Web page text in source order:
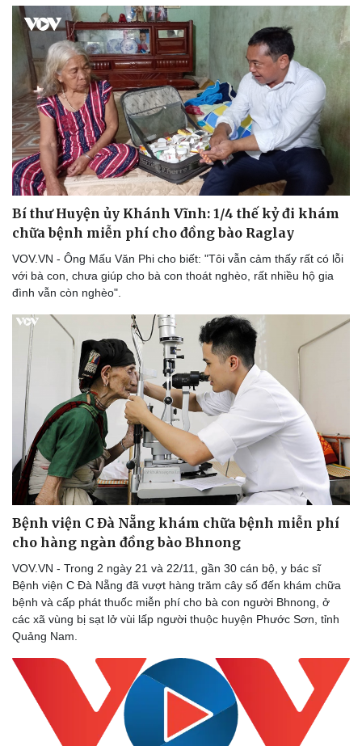
Bóng đá
Lịch thi đấu bóng đá
Thế giới thể thao
eSports
Hậu trường
Ô tô
Xe máy
Tư vấn
Bí thư Huyện ủy Khánh Vĩnh: 1/4 thế kỷ đi khám
chữa bệnh miễn phí cho đồng bào Raglay
VOV.VN - Ông Mấu Văn Phi cho biết: "Tôi vẫn cảm thấy rất có lỗi
với bà con, chưa giúp cho bà con thoát nghèo, rất nhiều hộ gia
đình vẫn còn nghèo".
Bệnh viện C Đà Nẵng khám chữa bệnh miễn phí
cho hàng ngàn đồng bào Bhnong
VOV.VN - Trong 2 ngày 21 và 22/11, gần 30 cán bộ, y bác sĩ
Bệnh viện C Đà Nẵng đã vượt hàng trăm cây số đến khám chữa
bệnh và cấp phát thuốc miễn phí cho bà con người Bhnong, ở
các xã vùng bị sạt lở vùi lấp người thuộc huyện Phước Sơn, tỉnh
Quảng Nam.